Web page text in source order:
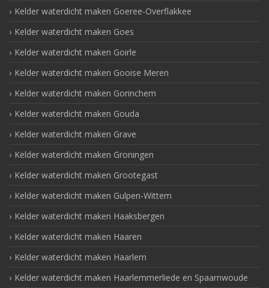
Kelder waterdicht maken Goeree-Overflakkee
Kelder waterdicht maken Goes
Kelder waterdicht maken Goirle
Kelder waterdicht maken Gooise Meren
Kelder waterdicht maken Gorinchem
Kelder waterdicht maken Gouda
Kelder waterdicht maken Grave
Kelder waterdicht maken Groningen
Kelder waterdicht maken Grootegast
Kelder waterdicht maken Gulpen-Wittem
Kelder waterdicht maken Haaksbergen
Kelder waterdicht maken Haaren
Kelder waterdicht maken Haarlem
Kelder waterdicht maken Haarlemmerliede en Spaarnwoude